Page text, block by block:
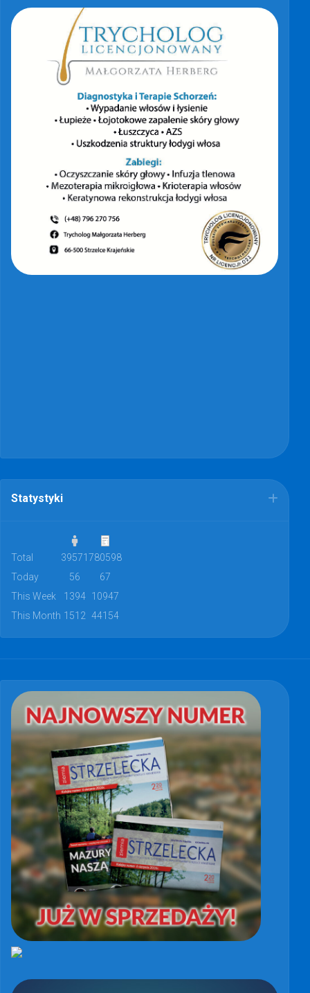
Statystyki
Total 39571 780598
Today
56
67
This Week
1394 10947
This Month 1512 44154